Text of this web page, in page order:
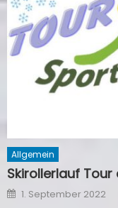
Allgemein
Skirollerlauf Tour
Posted
on
1. September 2022